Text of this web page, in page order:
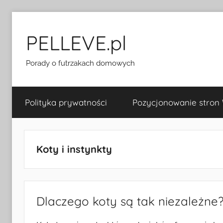
treściPELLEVE.pl
Porady o futrzakach domowych
Polityka prywatności Pozycjonowanie stron
Koty i instynkty
Dlaczego koty są tak niezależne?